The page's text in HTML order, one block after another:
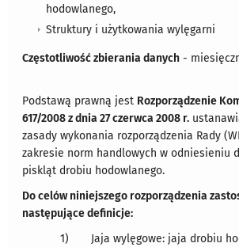
hodowlanego,
Struktury i użytkowania wylęgarni
Częstotliwość zbierania danych -
Podstawą prawną jest Rozporządzenie
617/2008 z dnia 27 czerwca 2008 r.
zasady wykonania rozporządzenia Rady
zakresie norm handlowych w odniesieniu
piskląt drobiu hodowlanego.
Do celów niniejszego rozporządzenia
następujące definicje:
1) Jaja wylęgowe: jaja drobiu